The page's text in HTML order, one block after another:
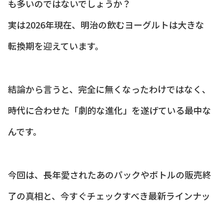
も多いのではないでしょうか？
実は2026年現在、明治の飲むヨーグルトは大きな
転換期を迎えています。
結論から言うと、完全に無くなったわけではなく、
時代に合わせた「劇的な進化」を遂げている最中な
んです。
今回は、長年愛されたあのパックやボトルの販売終
了の真相と、今すぐチェックすべき最新ラインナッ